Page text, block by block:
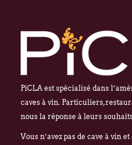
PiCLA est spécialisé dans
caves à vin. Particuliers,
nous la réponse à leurs
Vous n’avez pas de cave à vin